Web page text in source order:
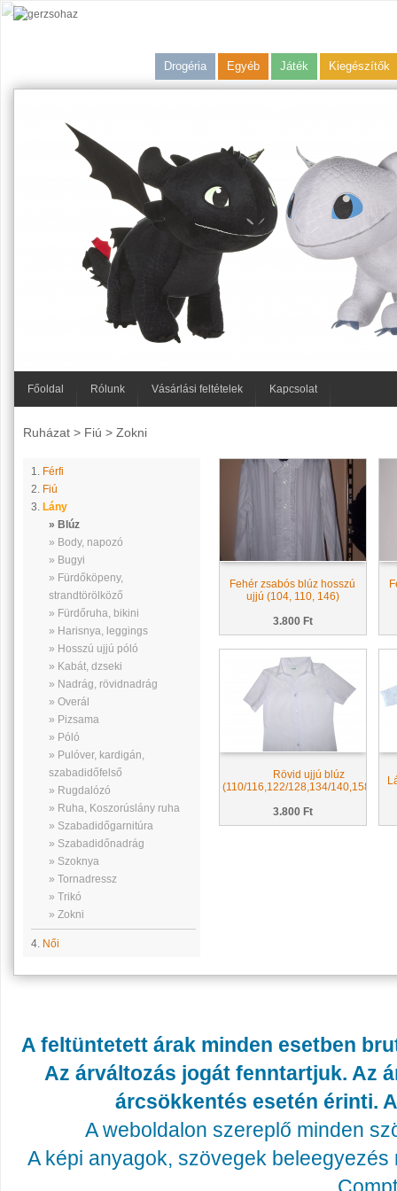
Drogéria Egyéb Játék Kiegészítők
Főoldal Rólunk Vásárlási feltételek Kapcsolat
Ruházat> Fiú > Zokni
1. Férfi
2. Fiú
3. Lány
» Blúz
» Body, napozó
» Bugyi
» Fürdőköpeny,
strandtörölköző
» Fürdőruha, bikini
» Harisnya, leggings
» Hosszú ujjú póló
» Kabát, dzseki
» Nadrág, rövidnadrág
» Overál
» Pizsama
» Póló
» Pulóver, kardigán,
szabadidőfelső
» Rugdalózó
» Ruha, Koszorúslány ruha
» Szabadidőgarnitúra
» Szabadidőnadrág
» Szoknya
» Tornadressz
» Trikó
» Zokni
4. Női
Fehér zsabós blúz hosszú
ujjú (104, 110, 146)
3.800 Ft
Rövid ujjú blúz
(110/116,122/128,134/140,158/164)
3.800 Ft
A feltüntetett árak minden esetben
Az árváltozás jogát fenntartjuk. Az
árcsökkentés esetén érinti.
A weboldalon szereplő minden
A képi anyagok, szövegek